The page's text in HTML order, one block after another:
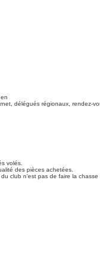
délégués régionaux, rendez-
volés.
des pièces achetées.
club n'est pas de faire la